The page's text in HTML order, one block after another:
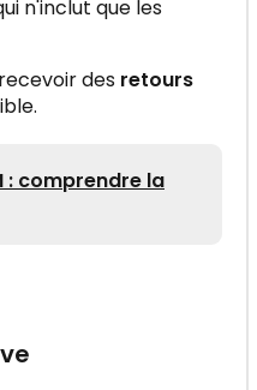
n'inclut que les
des retours
: comprendre la